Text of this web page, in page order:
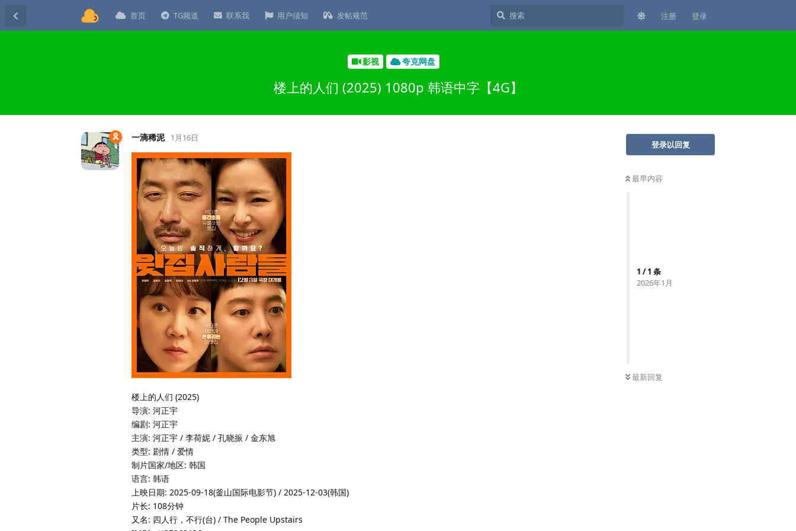
首页 TG频道 联系我 用户须知 发帖规范 注册 登录
影视 夸克网盘
楼上的人们 (2025) 1080p 韩语中字【4G】
登录以回复
最早内容
1 /1 条
2026年1月
最新回复
一滴稀泥 1月16日
楼上的人们 (2025)
导演: 河正宇
编剧: 河正宇
主演: 河正宇 / 李荷妮 / 孔晓振 / 金东旭
类型: 剧情 / 爱情
制片国家/地区: 韩国
语言: 韩语
上映日期: 2025-09-18(釜山国际电影节) / 2025-12-03(韩国)
片长: 108分钟
又名: 四人行，不行(台) / The People Upstairs